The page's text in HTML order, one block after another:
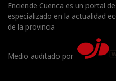
Enciende Cuenca es un portal
especializado en la actualidad
de la provincia
Medio auditado por